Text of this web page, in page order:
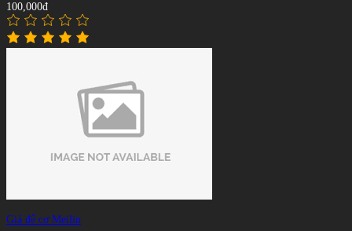
100,000đ
Giá để cơ Meilin